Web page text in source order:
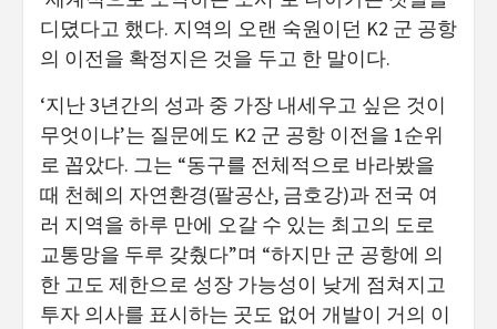
디뎠다고 했다. 지역의 오랜 숙원이던 K2 군 공항
의 이전을 확정지은 것을 두고 한 말이다.
‘지난 3년간의 성과 중 가장 내세우고 싶은 것이
무엇이냐’는 질문에도 K2 군 공항 이전을 1순위
로 꼽았다. 그는 “동구를 전체적으로 바라봤을
때 천혜의 자연환경(팔공산, 금호강)과 전국 여
러 지역을 하루 만에 오갈 수 있는 최고의 도로
교통망을 두루 갖췄다”며 “하지만 군 공항에 의
한 고도 제한으로 성장 가능성이 낮게 점쳐지고
투자 의사를 표시하는 곳도 없어 개발이 거의 이